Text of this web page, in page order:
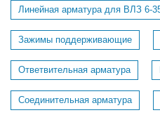
Линейная арматура для ВЛЗ 6-
Зажимы поддерживающие
Ответвительная арматура
Соединительная арматура